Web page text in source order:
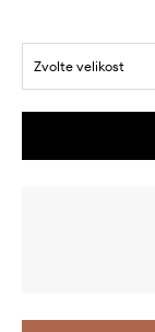
Zvolte velikost